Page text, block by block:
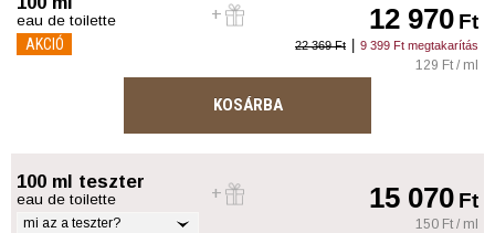
eau de toilette
AKCIÓ 22 369 Ft | 9 399 Ft megtakarítás
12 970Ft
129 Ft / ml
KOSÁRBA
100 ml teszter
eau de toilette
mi az a teszter?
15 070Ft
150 Ft / ml